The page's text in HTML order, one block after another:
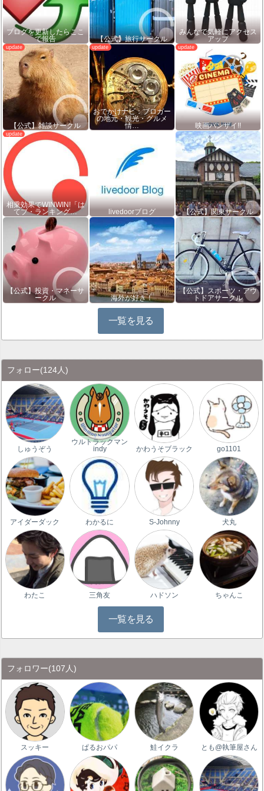
ブログを更新したらここ
で報告
【公式】旅行サークル
みんなで気軽にアクセス
アップ
【公式】雑談サークル
おでかけナビ：ブロガー
の地元・観光・グルメ
情…
映画バンザイ!!
相乗効果でWINWIN!「は
てブ・ランキング…
livedoorブログ 【公式】関東サークル
【公式】投資・マネーサ
ークル
海外が好き！
【公式】スポーツ・アウ
トドアサークル
一覧を見る
フォロー(124人)
しゅうぞう
ウルトラックマン
indy
かわうそブラック go1101
アイダーダック わかるに S-Johnny 犬丸
わたこ 三角友 ハドソン ちゃんこ
一覧を見る
フォロワー(107人)
スッキー ぱるおパパ 鮭イクラ とも@執筆屋さん